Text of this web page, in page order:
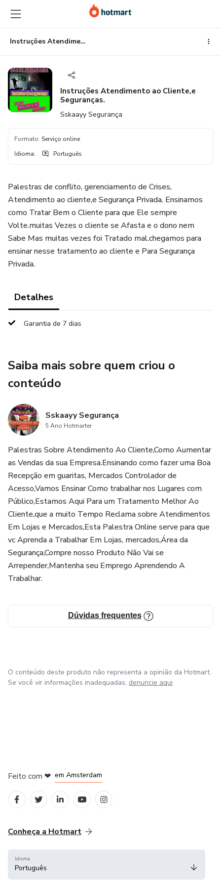
para
o
conteúdo
principal
para
o
pagamento
para
o
rodapé
Instruções Atendimento ao Cliente,e Seguranças.
Instruções Atendimento ao Cliente,e
Seguranças.
Sskaayy Segurança
Formato: Serviço online
Idioma: Português
Palestras de conflito, gerenciamento de Crises,
Atendimento ao cliente,e Segurança Privada. Ensinamos
como Tratar Bem o Cliente para que Ele sempre
Volte.muitas Vezes o cliente se Afasta e o dono nem
Sabe Mas muitas vezes foi Tratado mal.chegamos para
ensinar nesse tratamento ao cliente e Para Segurança
Privada.
Detalhes
Garantia de 7 dias
Saiba mais sobre quem criou o
conteúdo
Sskaayy Segurança
5 Ano Hotmarter
Palestras Sobre Atendimento Ao Cliente,Como Aumentar
as Vendas da sua Empresa.Ensinando como fazer uma Boa
Recepção em guaritas, Mercados Controlador de
Acesso,Vamos Ensinar Como trabalhar nos Lugares com
Público,Estamos Aqui Para um Tratamento Melhor Ao
Cliente,que a muito Tempo Reclama sobre Atendimentos
Em Lojas e Mercados,Esta Palestra Online serve para que
vc Aprenda a Trabalhar Em Lojas, mercados,Área da
Segurança,Compre nosso Produto Não Vai se
Arrepender,Mantenha seu Emprego Aprendendo A
Trabalhar.
Dúvidas frequentes
O conteúdo deste produto não representa a opinião da Hotmart.
Se você vir informações inadequadas, denuncie aqui
Feito com ❤ em Amsterdam
Conheça a Hotmart
Idioma
Português